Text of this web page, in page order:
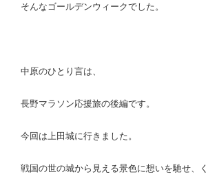
そんなゴールデンウィークでした。
中原のひとり言は、
長野マラソン応援旅の後編です。
今回は上田城に行きました。
戦国の世の城から見える景色に想いを馳せ、